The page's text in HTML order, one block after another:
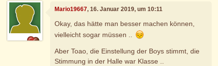
Mario19667, 16. Januar 2019, um 10:11
Okay, das hätte man besser machen können,
vielleicht sogar müssen ..
Aber Toao, die Einstellung der Boys stimmt, die
Stimmung in der Halle war Klasse ..